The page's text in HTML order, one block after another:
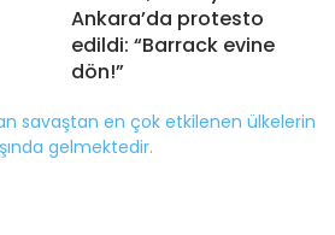
Ankara’da protesto
edildi: “Barrack evine
dön!”